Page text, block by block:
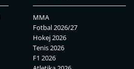
MMA
Fotbal 2026/27
Hokej 2026
Tenis 2026
F1 2026